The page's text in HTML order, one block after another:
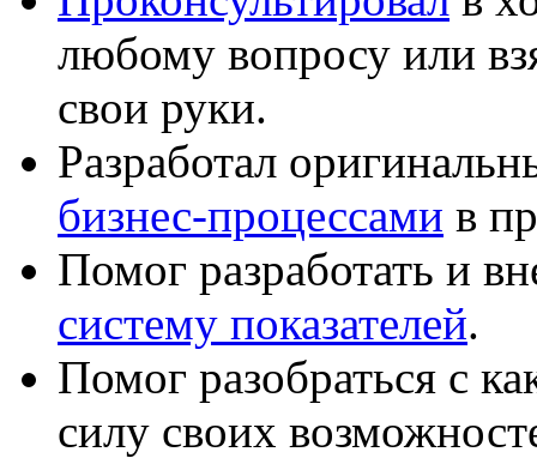
любому вопросу или
свои руки.
Разработал
бизнес-процессами в
Помог разработать и
систему показателей.
Помог разобраться с
силу своих